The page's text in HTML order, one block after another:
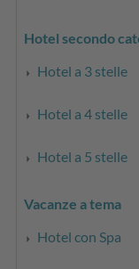
Hotel secondo
Hotel a 3 stelle
Hotel a 4 stelle
Hotel a 5 stelle
Vacanze a tema
Hotel con Spa